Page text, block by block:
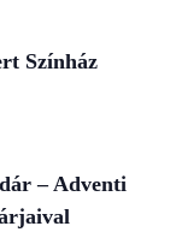
Színház
– Adventi